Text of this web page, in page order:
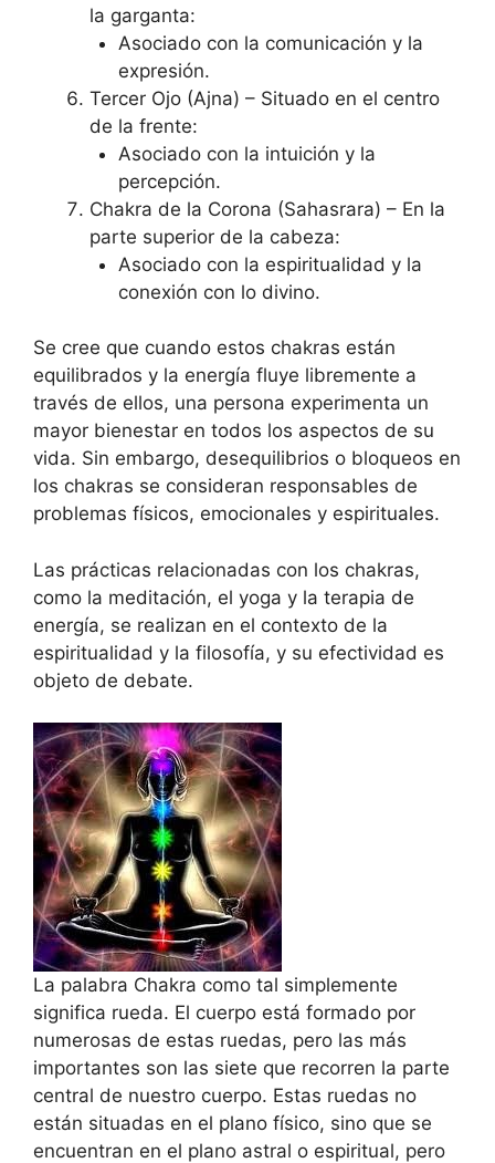
la garganta:
Asociado con la comunicación y la
expresión.
Tercer Ojo (Ajna) – Situado en el centro
de la frente:
Asociado con la intuición y la
percepción.
Chakra de la Corona (Sahasrara) – En la
parte superior de la cabeza:
Asociado con la espiritualidad y la
conexión con lo divino.
Se cree que cuando estos chakras están
equilibrados y la energía fluye libremente a
través de ellos, una persona experimenta un
mayor bienestar en todos los aspectos de su
vida. Sin embargo, desequilibrios o bloqueos en
los chakras se consideran responsables de
problemas físicos, emocionales y espirituales.
Las prácticas relacionadas con los chakras,
como la meditación, el yoga y la terapia de
energía, se realizan en el contexto de la
espiritualidad y la filosofía, y su efectividad es
objeto de debate.
La palabra Chakra como tal simplemente
significa rueda. El cuerpo está formado por
numerosas de estas ruedas, pero las más
importantes son las siete que recorren la parte
central de nuestro cuerpo. Estas ruedas no
están situadas en el plano físico, sino que se
encuentran en el plano astral o espiritual, pero